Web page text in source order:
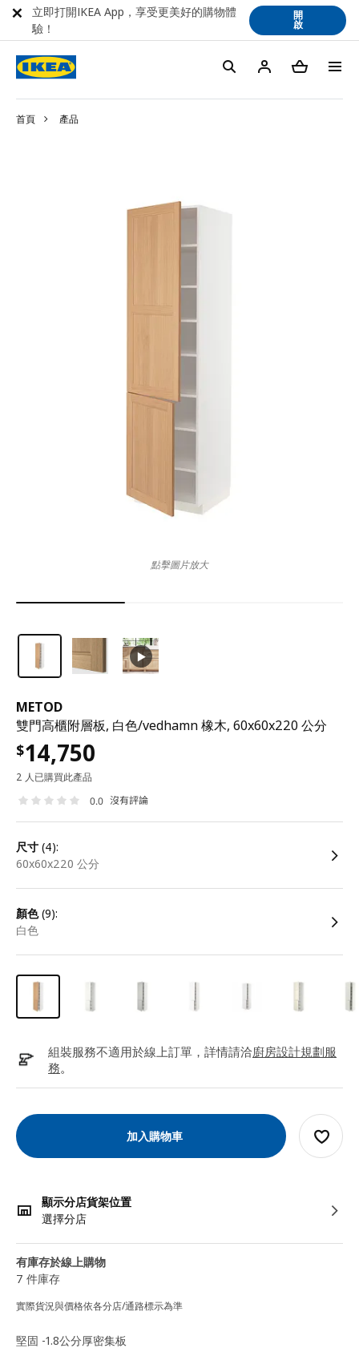
首頁 產品
METOD
雙門高櫃附層板, 白色/vedhamn 橡木, 60x60x220 公分
$14,750
2 人已購買此產品
0.0 沒有評論
尺寸 (4):
60x60x220 公分
顏色(9):
白色
組裝服務不適用於線上訂單，詳情請洽廚房設計規劃服
務。
加入購物車
顯示分店貨架位置
選擇分店
有庫存於線上購物
7 件庫存
實際貨況與價格依各分店/通路標示為準
點擊圖片放大
堅固 -1.8公分厚密集板
立即打開IKEA App，享受更美好的購物體
驗！
開
啟